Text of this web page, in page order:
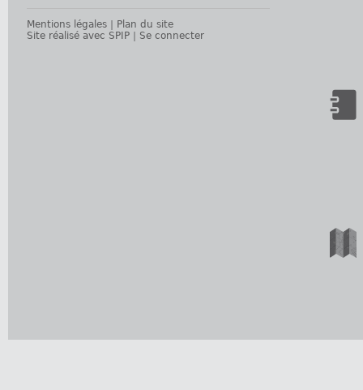
Mentions légales
Plan du site
Site réalisé avec SPIP
Se connecter